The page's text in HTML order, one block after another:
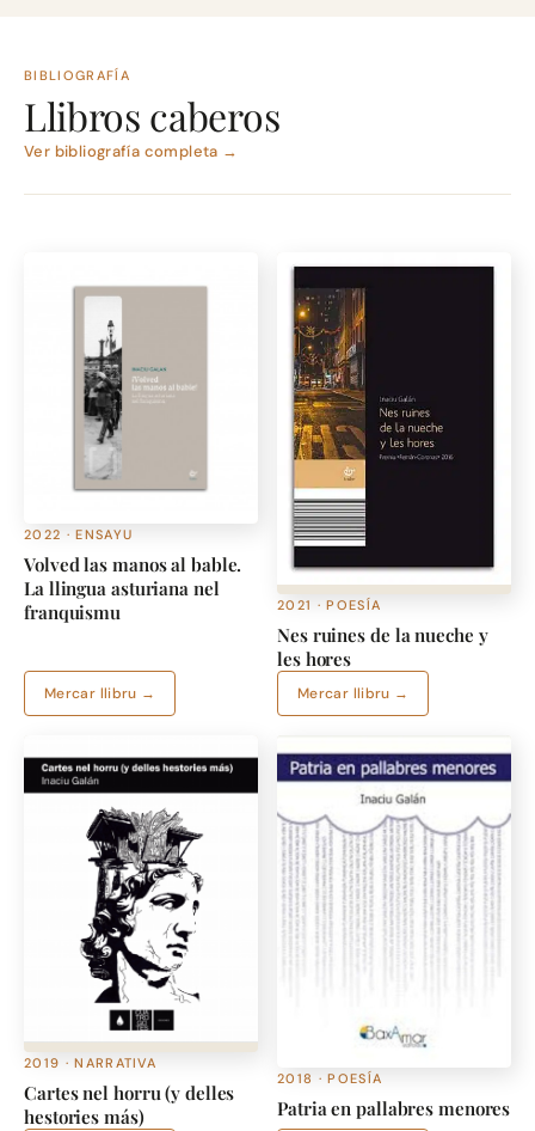
BIBLIOGRAFÍA
Llibros caberos
Ver bibliografía completa →
2022 · ENSAYU
Volved las manos al bable.
La llingua asturiana nel
franquismu
Mercar llibru →
2021 · POESÍA
Nes ruines de la nueche y
les hores
Mercar llibru →
2019 · NARRATIVA
Cartes nel horru (y delles
hestories más)
2018 · POESÍA
Patria en pallabres menores